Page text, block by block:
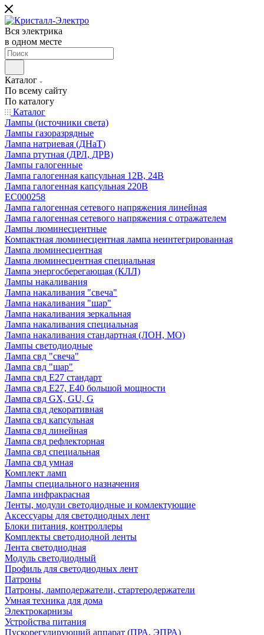
Вся электрика
в одном месте
Каталог
По всему сайту
По каталогу
Каталог
Лампы (источники света)
Лампы газоразрядные
Лампа натриевая (ДНаТ)
Лампа ртутная (ДРЛ, ДРВ)
Лампы галогенные
Лампа галогенная капсульная 12В, 24В
Лампа галогенная капсульная 220В
EC000258
Лампа галогенная сетевого напряжения линейная
Лампа галогенная сетевого напряжения с отражателем
Лампы люминесцентные
Компактная люминесцентная лампа неинтегрированная
Лампа люминесцентная
Лампа люминесцентная специальная
Лампа энергосберегающая (КЛЛ)
Лампы накаливания
Лампа накаливания "свеча"
Лампа накаливания "шар"
Лампа накаливания зеркальная
Лампа накаливания специальная
Лампа накаливания стандартная (ЛОН, МО)
Лампы светодиодные
Лампа свд "свеча"
Лампа свд "шар"
Лампа свд E27 стандарт
Лампа свд E27, Е40 большой мощности
Лампа свд GX, GU, G
Лампа свд декоративная
Лампа свд капсульная
Лампа свд линейная
Лампа свд рефлекторная
Лампа свд специальная
Лампа свд умная
Комплект ламп
Лампы специального назначения
Лампа инфракрасная
Ленты, модули светодиодные и комлектующие
Аксессуары для светодиодных лент
Блоки питания, контроллеры
Комплекты светодиодной ленты
Лента светодиодная
Модуль светодиодный
Профиль для светодиодных лент
Патроны
Патроны, ламподержатели, стартеродержатели
Умная техника для дома
Электрокарнизы
Устройства питания
Пускорегулирующий аппарат (ПРА, ЭПРА)